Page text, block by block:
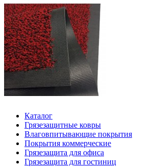
Каталог
Грязезащитные ковры
Влаговпитывающие покрытия
Покрытия коммерческие
Грязезащита для офиса
Грязезащита для гостиниц